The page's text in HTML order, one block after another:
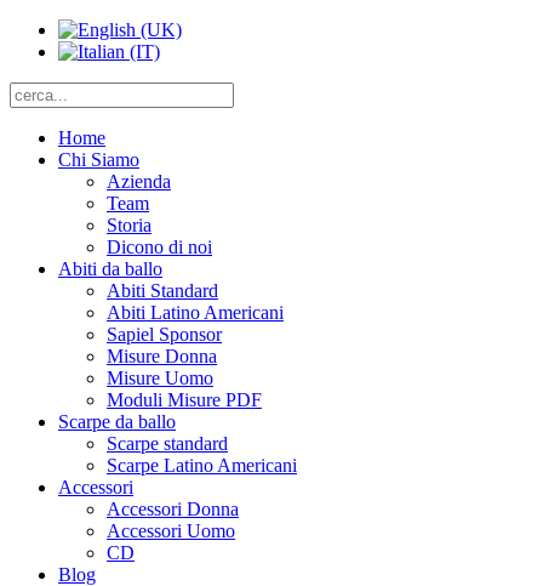
Home
Chi Siamo
Azienda
Team
Storia
Dicono di noi
Abiti da ballo
Abiti Standard
Abiti Latino Americani
Sapiel Sponsor
Misure Donna
Misure Uomo
Moduli Misure PDF
Scarpe da ballo
Scarpe standard
Scarpe Latino Americani
Accessori
Accessori Donna
Accessori Uomo
CD
Blog